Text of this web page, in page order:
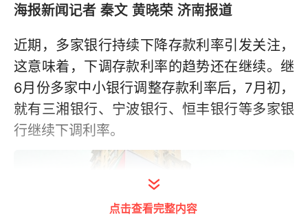
海报新闻记者 秦文 黄晓荣 济南报道
近期，多家银行持续下降存款利率引发关注，
这意味着，下调存款利率的趋势还在继续。继
6月份多家中小银行调整存款利率后，7月初，
就有三湘银行、宁波银行、恒丰银行等多家银
行继续下调利率。
点击查看完整内容